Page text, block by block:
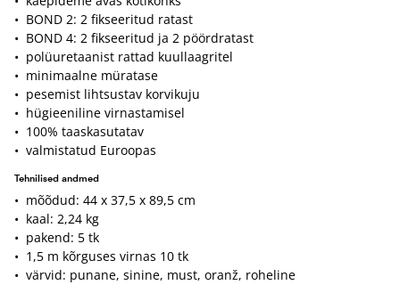
• BOND 2: 2 fikseeritud ratast
• BOND 4: 2 fikseeritud ja 2 pöördratast
• polüuretaanist rattad kuullaagritel
• minimaalne müratase
• pesemist lihtsustav korvikuju
• hügieeniline virnastamisel
• 100% taaskasutatav
• valmistatud Euroopas
Tehnilised andmed
• mõõdud: 44 x 37,5 x 89,5 cm
• kaal: 2,24 kg
• pakend: 5 tk
• 1,5 m kõrguses virnas 10 tk
• värvid: punane, sinine, must, oranž, roheline